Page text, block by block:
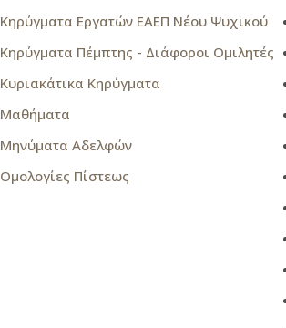
Κηρύγματα Εργατών ΕΑΕΠ Νέου Ψυχικού
Κηρύγματα Πέμπτης - Διάφοροι Ομιλητές
Κυριακάτικα Κηρύγματα
Μαθήματα
Μηνύματα Αδελφών
Ομολογίες Πίστεως